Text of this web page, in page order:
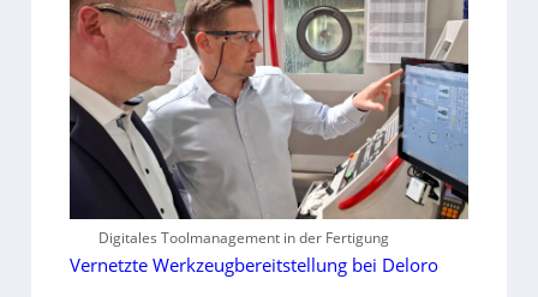
Digitales Toolmanagement in der Fertigung
Vernetzte Werkzeugbereitstellung bei Deloro